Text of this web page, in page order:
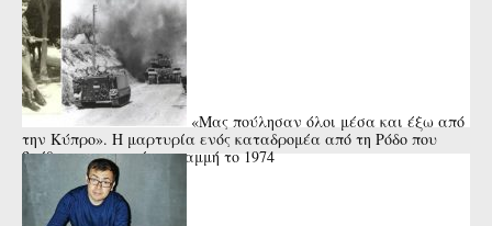
«Μας πούλησαν όλοι μέσα και έξω από
την Κύπρο». Η μαρτυρία ενός καταδρομέα από τη Ρόδο που
βρέθηκε στην πρώτη γραμμή το 1974